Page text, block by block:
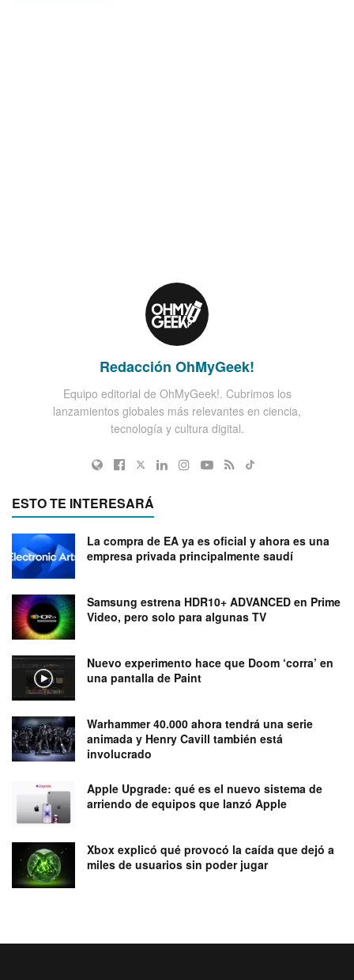
Redacción OhMyGeek!
Equipo editorial de OhMyGeek!. Cubrimos los
lanzamientos globales más relevantes en ciencia,
tecnología y cultura digital.
ESTO TE INTERESARÁ
La compra de EA ya es oficial y ahora es una
empresa privada principalmente saudí
Samsung estrena HDR10+ ADVANCED en Prime
Video, pero solo para algunas TV
Nuevo experimento hace que Doom ‘corra’ en
una pantalla de Paint
Warhammer 40.000 ahora tendrá una serie
animada y Henry Cavill también está
involucrado
Apple Upgrade: qué es el nuevo sistema de
arriendo de equipos que lanzó Apple
Xbox explicó qué provocó la caída que dejó a
miles de usuarios sin poder jugar